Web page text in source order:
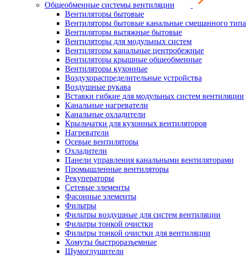
Общеобменные системы вентиляции
Вентиляторы бытовые
Вентиляторы бытовые канальные смешанного типа
Вентиляторы вытяжные бытовые
Вентиляторы для модульных систем
Вентиляторы канальные центробежные
Вентиляторы крышные общеобменные
Вентиляторы кухонные
Воздухораспределительные устройства
Воздушные рукава
Вставки гибкие для модульных систем вентиляции
Канальные нагреватели
Канальные охладители
Крыльчатки для кухонных вентиляторов
Нагреватели
Осевые вентиляторы
Охладители
Панели управления канальными вентиляторами
Промышленные вентиляторы
Рекуператоры
Сетевые элементы
Фасонные элементы
Фильтры
Фильтры воздушные для систем вентиляции
Фильтры тонкой очистки
Фильтры тонкой очистки для вентиляции
Хомуты быстроразъемные
Шумоглушители